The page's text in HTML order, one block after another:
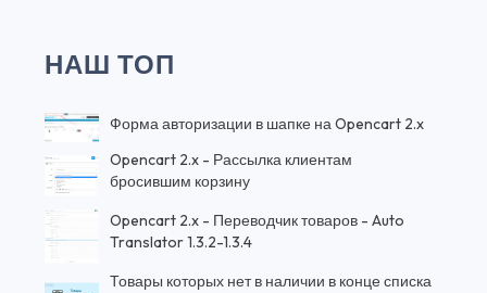
НАШ ТОП
Форма авторизации в шапке на Opencart 2.x
Opencart 2.x - Рассылка клиентам
бросившим корзину
Opencart 2.x - Переводчик товаров - Auto
Translator 1.3.2-1.3.4
Товары которых нет в наличии в конце списка